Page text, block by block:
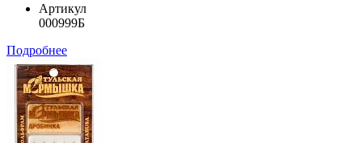
Артикул
000999Б
Подробнее